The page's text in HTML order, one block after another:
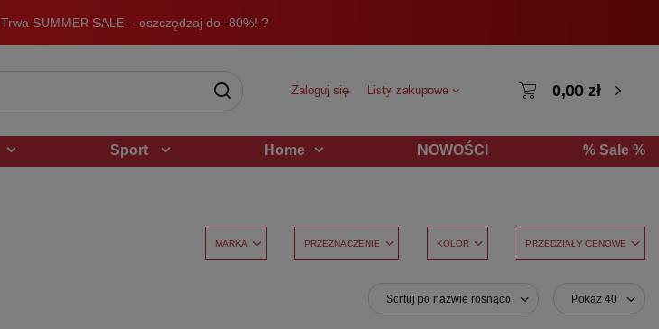
Trwa SUMMER SALE – oszczędzaj do -80%! ?
Zaloguj się Listy zakupowe 0,00 zł
Sport Home NOWOŚCI % Sale %
MARKA PRZEZNACZENIE KOLOR PRZEDZIAŁY CENOWE
Sortuj po nazwie rosnąco Pokaż 40